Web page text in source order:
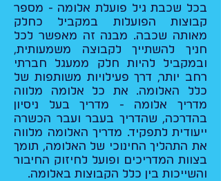
בכל שכבת גיל פועלת אלומה - מספר
קבוצות הפועלות במקביל כחלק
מאותה שכבה. מבנה זה מאפשר לכל
חניך להשתייך לקבוצה משמעותית,
ובמקביל להיות חלק ממעגל חברתי
רחב יותר, דרך פעילויות משותפות של
כלל האלומה. את כל אלומה מלווה
מדריך אלומה - מדריך בעל ניסיון
בהדרכה, שהדריך בעבר ועבר הכשרה
ייעודית לתפקיד. מדריך האלומה מלווה
את התהליך החינוכי של האלומה, תומך
בצוות המדריכים ופועל לחיזוק החיבור
והשייכות בין כלל הקבוצות באלומה.​